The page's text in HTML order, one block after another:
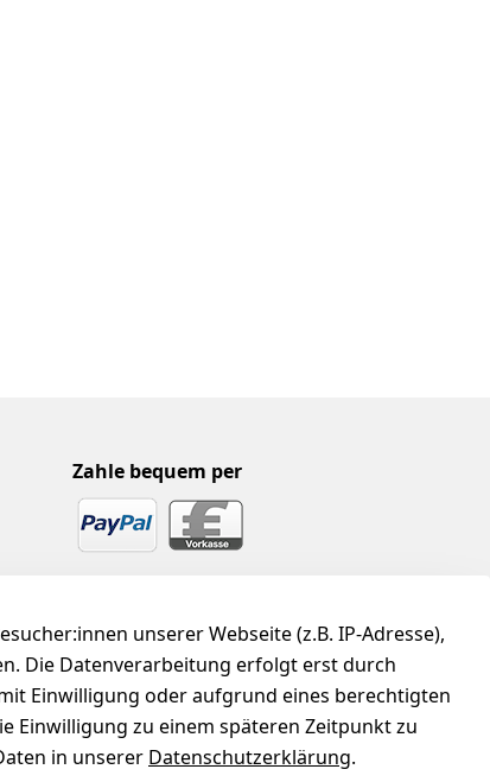
unserer Webseite (z.B. IP-Adresse),
Die Datenverarbeitung erfolgt erst durch
Einwilligung oder aufgrund eines berechtigten
Einwilligung zu einem späteren Zeitpunkt zu
in unserer Datenschutzerklärung.
Zahle bequem per